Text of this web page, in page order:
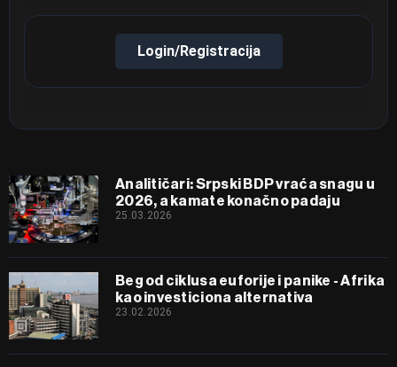
Login/Registracija
Analitičari: Srpski BDP vraća snagu u
2026, a kamate konačno padaju
25.03.2026
Beg od ciklusa euforije i panike - Afrika
kao investiciona alternativa
23.02.2026